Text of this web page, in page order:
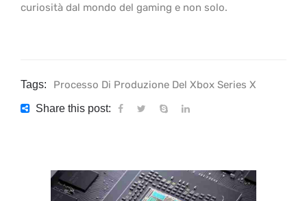
curiosità dal mondo del gaming e non solo.
Tags: Processo Di Produzione Del Xbox Series X
Share this post: